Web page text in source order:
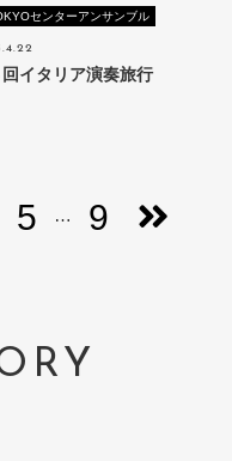
センターアンサンブル
イタリア演奏旅行
5 … 9